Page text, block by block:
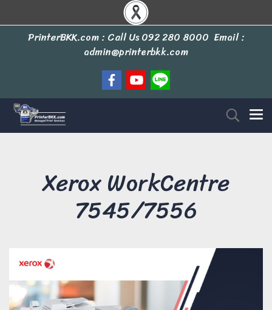
PrinterBKK.com : Call Us092 280 8000 Email :
admin@printerbkk.com
Xerox WorkCentre
7545/7556